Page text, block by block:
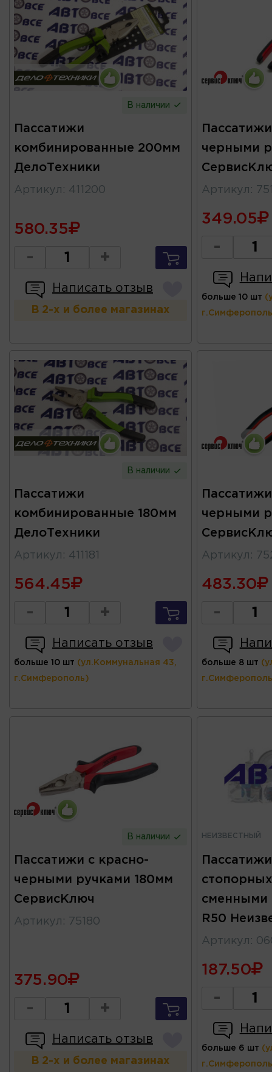
В наличии
Пассатижи
комбинированные 200мм
ДелоТехники
Артикул : 411200
580.35
- +
Написать отзыв
В 2-х и более магазинах
черными
Артикул :
349.05
-
больше 10 шт
В наличии
Пассатижи
комбинированные 180мм
ДелоТехники
Артикул : 411181
564.45
- +
Написать отзыв
больше 10 шт (ул.Коммунальная 43,
г.Симферополь)
черными
Артикул :
483.30
-
больше 8 шт
В наличии
Пассатижи с красно-
черными ручками 180мм
СервисКлюч
Артикул : 75180
375.90
- +
Написать отзыв
В 2-х и более магазинах
НЕИЗВЕСТНЫЙ
сменными
R50
Артикул :
187.50
-
больше 6 шт